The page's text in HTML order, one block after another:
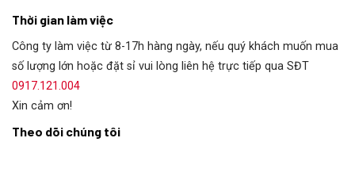
Thời gian làm việc
Công ty làm việc từ 8-17h hàng ngày, nếu quý khách muốn mua
số lượng lớn hoặc đặt sỉ vui lòng liên hệ trực tiếp qua SĐT
0917.121.004
Xin cảm ơn!
Theo dõi chúng tôi